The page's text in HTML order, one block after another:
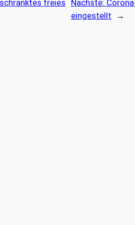
freies
Nächste:
eingestellt
→